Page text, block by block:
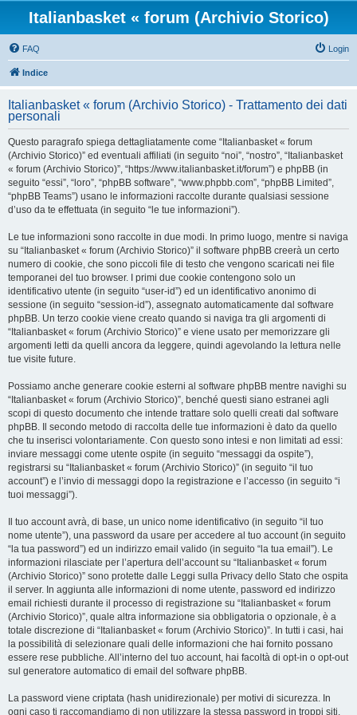
Italianbasket « forum (Archivio Storico)
FAQ Login
Indice
Italianbasket « forum (Archivio Storico) - Trattamento dei dati
personali
Questo paragrafo spiega dettagliatamente come “Italianbasket « forum
(Archivio Storico)” ed eventuali affiliati (in seguito “noi”, “nostro”, “Italianbasket
« forum (Archivio Storico)”, “https://www.italianbasket.it/forum”) e phpBB (in
seguito “essi”, “loro”, “phpBB software”, “www.phpbb.com”, “phpBB Limited”,
“phpBB Teams”) usano le informazioni raccolte durante qualsiasi sessione
d’uso da te effettuata (in seguito “le tue informazioni”).
Le tue informazioni sono raccolte in due modi. In primo luogo, mentre si naviga
su “Italianbasket « forum (Archivio Storico)” il software phpBB creerà un certo
numero di cookie, che sono piccoli file di testo che vengono scaricati nei file
temporanei del tuo browser. I primi due cookie contengono solo un
identificativo utente (in seguito “user-id”) ed un identificativo anonimo di
sessione (in seguito “session-id”), assegnato automaticamente dal software
phpBB. Un terzo cookie viene creato quando si naviga tra gli argomenti di
“Italianbasket « forum (Archivio Storico)” e viene usato per memorizzare gli
argomenti letti da quelli ancora da leggere, quindi agevolando la lettura nelle
tue visite future.
Possiamo anche generare cookie esterni al software phpBB mentre navighi su
“Italianbasket « forum (Archivio Storico)”, benché questi siano estranei agli
scopi di questo documento che intende trattare solo quelli creati dal software
phpBB. Il secondo metodo di raccolta delle tue informazioni è dato da quello
che tu inserisci volontariamente. Con questo sono intesi e non limitati ad essi:
inviare messaggi come utente ospite (in seguito “messaggi da ospite”),
registrarsi su “Italianbasket « forum (Archivio Storico)” (in seguito “il tuo
account”) e l’invio di messaggi dopo la registrazione e l’accesso (in seguito “i
tuoi messaggi”).
Il tuo account avrà, di base, un unico nome identificativo (in seguito “il tuo
nome utente”), una password da usare per accedere al tuo account (in seguito
“la tua password”) ed un indirizzo email valido (in seguito “la tua email”). Le
informazioni rilasciate per l’apertura dell’account su “Italianbasket « forum
(Archivio Storico)” sono protette dalle Leggi sulla Privacy dello Stato che ospita
il server. In aggiunta alle informazioni di nome utente, password ed indirizzo
email richiesti durante il processo di registrazione su “Italianbasket « forum
(Archivio Storico)”, quale altra informazione sia obbligatoria o opzionale, è a
totale discrezione di “Italianbasket « forum (Archivio Storico)”. In tutti i casi, hai
la possibilità di selezionare quali delle informazioni che hai fornito possano
essere rese pubbliche. All’interno del tuo account, hai facoltà di opt-in o opt-out
sul generatore automatico di email del software phpBB.
La password viene criptata (hash unidirezionale) per motivi di sicurezza. In
ogni caso ti raccomandiamo di non utilizzare la stessa password in troppi siti.